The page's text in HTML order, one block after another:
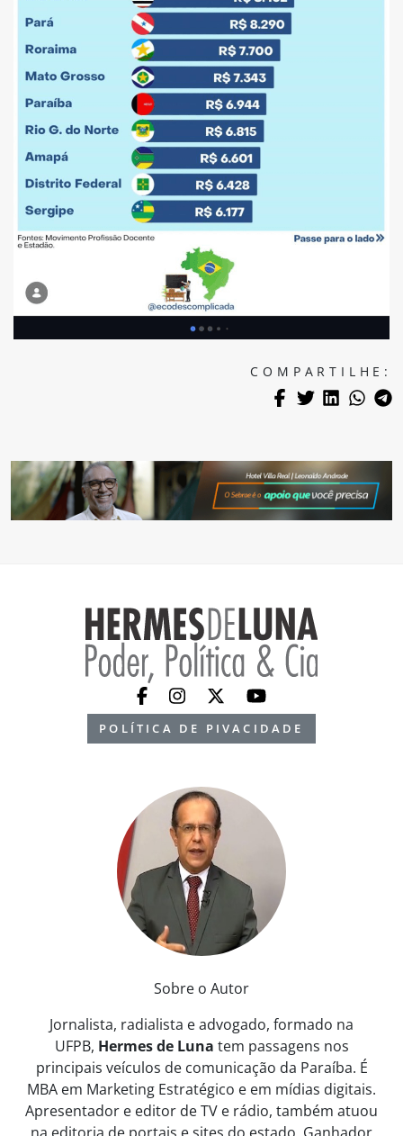
COMPARTILHE:
POLÍTICA DE PIVACIDADE
Sobre o Autor
Jornalista, radialista e advogado, formado na
UFPB, Hermes de Luna tem passagens nos
principais veículos de comunicação da Paraíba. É
MBA em Marketing Estratégico e em mídias digitais.
Apresentador e editor de TV e rádio, também atuou